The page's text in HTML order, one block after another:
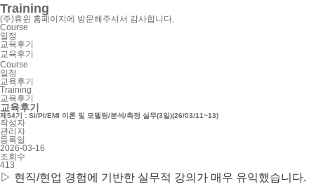
Training
(주)휴윈 홈페이지에 방문해주셔서 감사합니다.
Course
일정
교육후기
교육후기
Course
일정
교육후기
Training
교육후기
교육후기
제54기 : SI/PI/EMI 이론 및 모델링/분석/측정 실무(3일)(26/03/11~13)
작성자
관리자
등록일
2026-03-16
조회수
413
▷ 현직/현업 경험에 기반한 실무적 강의가 매우 유익했습니다.